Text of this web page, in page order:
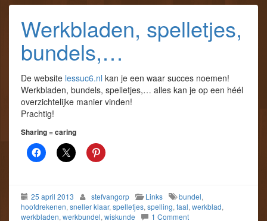
Werkbladen, spelletjes,
bundels,…
De website lessuc6.nl kan je een waar succes noemen!
Werkbladen, bundels, spelletjes,… alles kan je op een héél
overzichtelijke manier vinden!
Prachtig!
Sharing = caring
25 april 2013 stefvangorp Links bundel,
hoofdrekenen,sneller klaar,spelletjes,spelling,taal,werkblad,
werkbladen,werkbundel,wiskunde 1 Comment